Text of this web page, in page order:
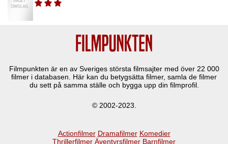
Filmpunkten är en av Sveriges största filmsajter med över 22 000
filmer i databasen. Här kan du betygsätta filmer, samla de filmer
du sett på samma ställe och bygga upp din filmprofil.
© 2002-2023.
Actionfilmer Dramafilmer Komedier
Thrillerfilmer Äventyrsfilmer Barnfilmer